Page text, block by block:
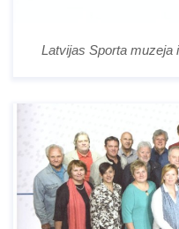
Latvijas Sporta muzeja